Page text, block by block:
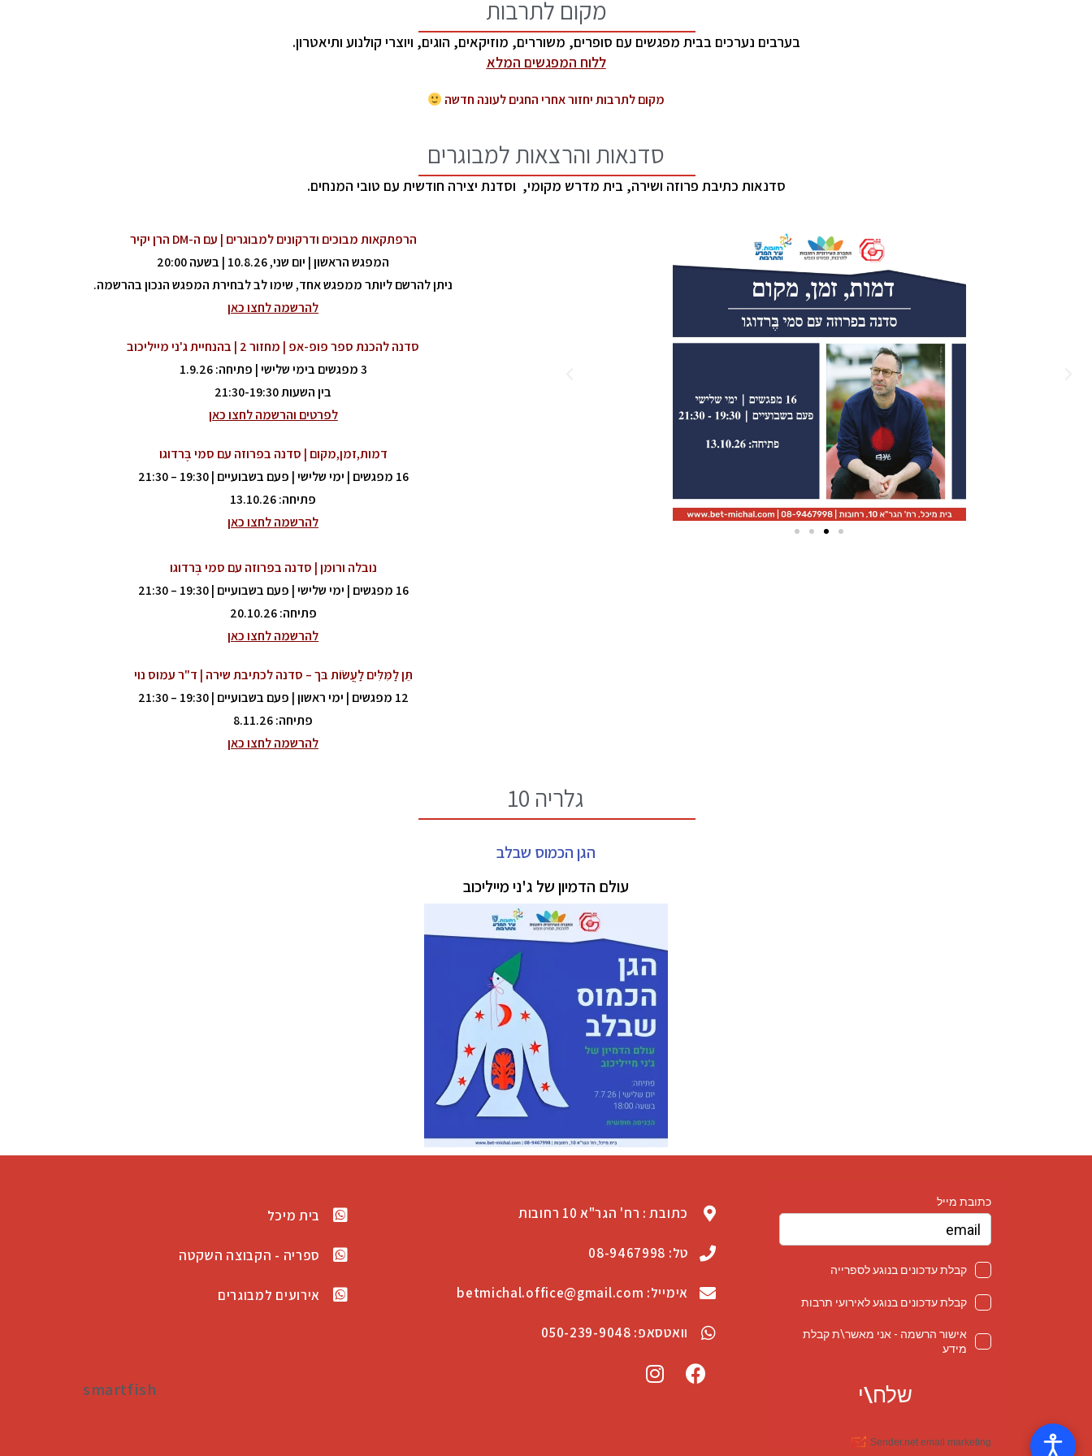
מקום לתרבות
בערבים נערכים בבית מפגשים עם סופרים, משוררים, מוזיקאים, הוגים, ויוצרי קולנוע ותיאטרון.
ללוח המפגשים המלא
מקום לתרבות יחזור אחרי החגים לעונה חדשה
סדנאות והרצאות למבוגרים
סדנאות כתיבת פרוזה ושירה, בית מדרש מקומי, וסדנת יצירה חודשית עם טובי המנחים.
הרפתקאות מבוכים ודרקונים למבוגרים | עם ה-DM הרן יקיר
המפגש הראשון | יום שני, 10.8.26 | בשעה 20:00
ניתן להרשם ליותר ממפגש אחד, שימו לב לבחירת המפגש הנכון בהרשמה.
להרשמה לחצו כאן
סדנה להכנת ספר פופ-אפ | מחזור 2 |
בהנחיית ג'ני מייליכוב
3 מפגשים בימי שלישי |
פתיחה: 1.9.26
בין השעות 21:30-19:30
לפרטים והרשמה לחצו כאן
דמות,זמן,מקום | סדנה בפרוזה עם סמי בֶּרדוגו
16 מפגשים | ימי שלישי | פעם בשבועיים | 19:30 – 21:30
פתיחה: 13.10.26
להרשמה לחצו כאן
נובלה ורומן | סדנה בפרוזה עם סמי בֶּרדוגו
16 מפגשים | ימי שלישי | פעם בשבועיים | 19:30 – 21:30
פתיחה: 20.10.26
להרשמה לחצו כאן
תֵּן לַמִּלִּים לַעֲשׂוֹת בּך – סדנה לכתיבת שירה | ד"ר עמוס נוי
12 מפגשים | ימי ראשון | פעם בשבועיים | 19:30 – 21:30
פתיחה: 8.11.26
להרשמה לחצו כאן
גלריה 10
הגן הכמוס שבלב
עולם הדמיון של ג'ני מייליכוב
כתובת : רח' הגר"א 10 רחובות
טל: 08-9467998
אימייל: betmichal.office@gmail.com
וואטסאפ: 050-239-9048
בית מיכל
ספריה - הקבוצה השקטה
אירועים למבוגרים
smartfish